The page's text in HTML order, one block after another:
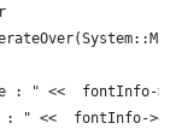
: " <<
" <<  fontInfo-